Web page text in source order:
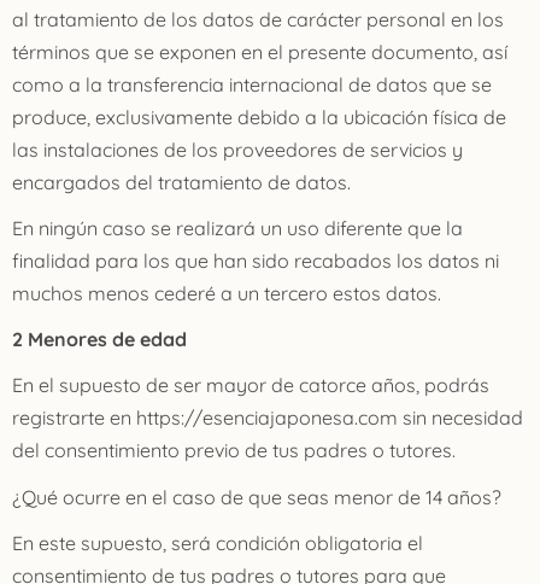
al tratamiento de los datos de carácter personal en los
términos que se exponen en el presente documento, así
como a la transferencia internacional de datos que se
produce, exclusivamente debido a la ubicación física de
las instalaciones de los proveedores de servicios y
encargados del tratamiento de datos.
En ningún caso se realizará un uso diferente que la
finalidad para los que han sido recabados los datos ni
muchos menos cederé a un tercero estos datos.
2 Menores de edad
En el supuesto de ser mayor de catorce años, podrás
registrarte en https://esenciajaponesa.com sin necesidad
del consentimiento previo de tus padres o tutores.
¿Qué ocurre en el caso de que seas menor de 14 años?
En este supuesto, será condición obligatoria el
consentimiento de tus padres o tutores para que